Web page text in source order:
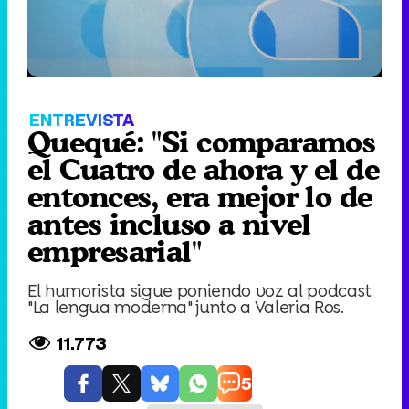
Unmute
ENTREVISTA
Quequé: "Si comparamos
el Cuatro de ahora y el de
entonces, era mejor lo de
antes incluso a nivel
empresarial"
El humorista sigue poniendo voz al podcast
"La lengua moderna" junto a Valeria Ros.
11.773
5